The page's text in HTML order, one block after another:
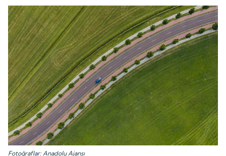
Fotoğraflar: Anadolu Ajansı